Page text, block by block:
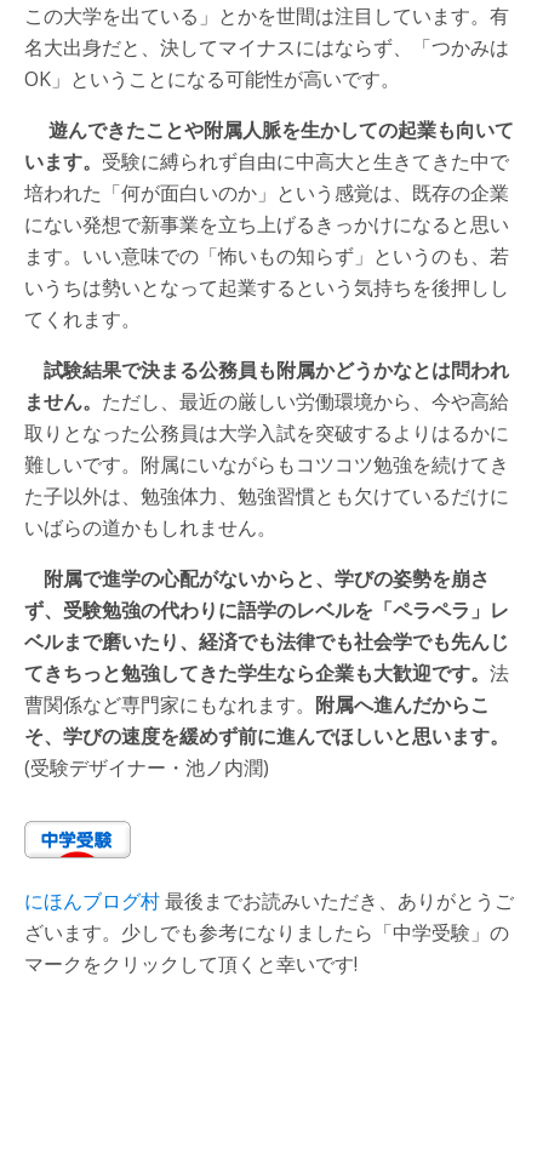
この大学を出ている」とかを世間は注目しています。有
名大出身だと、決してマイナスにはならず、「つかみは
OK」ということになる可能性が高いです。
遊んできたことや附属人脈を生かしての起業も向いて
います。 受験に縛られず自由に中高大と生きてきた中で
培われた「何が面白いのか」という感覚は、既存の企業
にない発想で新事業を立ち上げるきっかけになると思い
ます。いい意味での「怖いもの知らず」というのも、若
いうちは勢いとなって起業するという気持ちを後押しし
てくれます。
試験結果で決まる公務員も附属かどうかなとは問われ
ません。 ただし、最近の厳しい労働環境から、今や高給
取りとなった公務員は大学入試を突破するよりはるかに
難しいです。附属にいながらもコツコツ勉強を続けてき
た子以外は、勉強体力、勉強習慣とも欠けているだけに
いばらの道かもしれません。
附属で進学の心配がないからと、学びの姿勢を崩さ
ず、受験勉強の代わりに語学のレベルを「ペラペラ」レ
ベルまで磨いたり、経済でも法律でも社会学でも先んじ
てきちっと勉強してきた学生なら企業も大歓迎です。 法
曹関係など専門家にもなれます。 附属へ進んだからこ
そ、学びの速度を緩めず前に進んでほしいと思います。
(受験デザイナー・池ノ内潤)
にほんブログ村最後までお読みいただき、ありがとうご
ざいます。少しでも参考になりましたら「中学受験」の
マークをクリックして頂くと幸いです!